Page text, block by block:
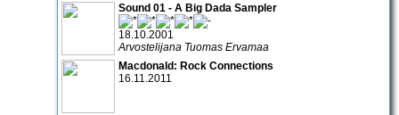
Sound 01 - A Big Dada Sampler
18.10.2001
Arvostelijana Tuomas Ervamaa
Macdonald: Rock Connections
16.11.2011